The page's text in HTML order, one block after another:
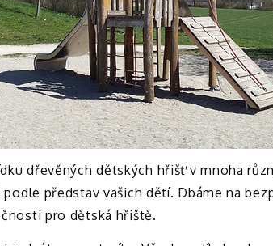
dřevěných dětských hřišť v mnoha
podle představ vašich dětí. Dbáme na
pro dětská hřiště.